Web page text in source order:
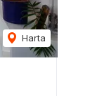
Harta